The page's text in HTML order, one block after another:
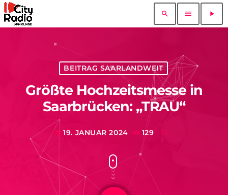
search menu play_arrow
BEITRAG SAARLANDWEIT
Größte Hochzeitsmesse in
Saarbrücken: „TRAU“
today 19. JANUAR 2024 129